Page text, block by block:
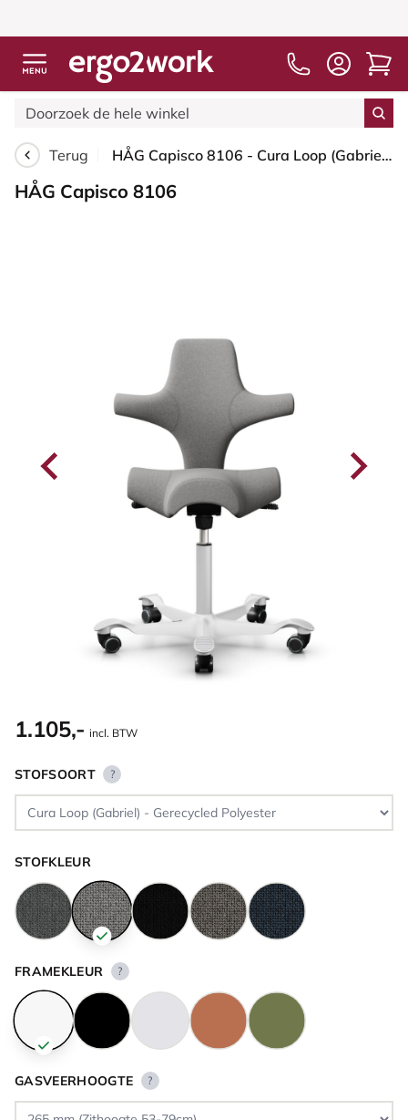
Terug HÅG Capisco 8106 - Cura Loop (Gabriel) - Gerecycled Polyester - CLP60110 Light grey - Wit - 265 mm (Zithoogte 53-79cm) - Zachte wielen t.b.v. harde vloeren
HÅG Capisco 8106
1.105,- incl. BTW
STOFSOORT ?
STOFKLEUR
FRAMEKLEUR ?
GASVEERHOOGTE ?